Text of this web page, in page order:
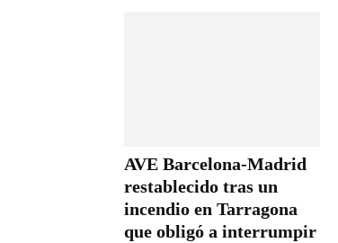
AVE Barcelona-Madrid
restablecido tras un
incendio en Tarragona
que obligó a interrumpir